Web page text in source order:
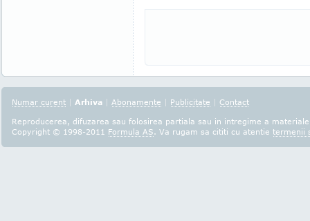
Numar curent | Arhiva | Abonamente | Publicitate | Contact
Reproducerea, difuzarea sau folosirea partiala sau in intregime a
Copyright © 1998-2011 Formula AS. Va rugam sa cititi cu atentie termenii